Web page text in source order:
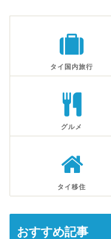
タイ国内旅行
グルメ
タイ移住
おすすめ記事